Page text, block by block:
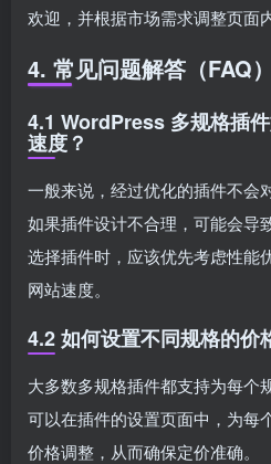
欢迎，并根据市场需求调整页面内
4. 常见问题解答（FAQ）
4.1 WordPress 多规格插
速度？
一般来说，经过优化的插件不会
如果插件设计不合理，可能会导
选择插件时，应该优先考虑性能
网站速度。
4.2 如何设置不同规格的价
大多数多规格插件都支持为每个
可以在插件的设置页面中，为每
价格调整，从而确保定价准确。